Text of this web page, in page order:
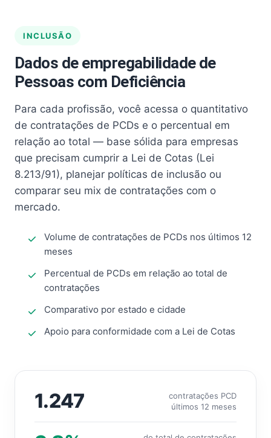
INCLUSÃO
Dados de empregabilidade de
Pessoas com Deficiência
Para cada profissão, você acessa o quantitativo
de contratações de PCDs e o percentual em
relação ao total — base sólida para empresas
que precisam cumprir a Lei de Cotas (Lei
8.213/91), planejar políticas de inclusão ou
comparar seu mix de contratações com o
mercado.
Volume de contratações de PCDs nos últimos 12
meses
Percentual de PCDs em relação ao total de
contratações
Comparativo por estado e cidade
Apoio para conformidade com a Lei de Cotas
1.247
contratações PCD
últimos 12 meses